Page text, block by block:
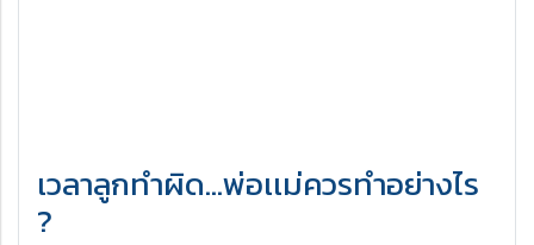
เวลาลูกทำผิด...พ่อเเม่ควรทำอย่างไร
?